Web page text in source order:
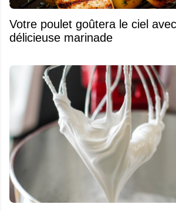
Votre poulet goûtera le ciel
délicieuse marinade